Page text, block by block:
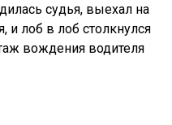
судья, выехал на
и лоб в лоб столкнулся
вождения водителя